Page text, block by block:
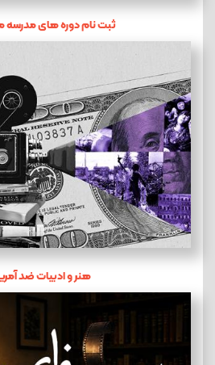
ثبت نام دوره های مدرسه
هنر و ادبیات ضد